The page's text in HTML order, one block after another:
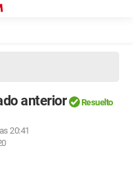
anterior Resuelto
20:41